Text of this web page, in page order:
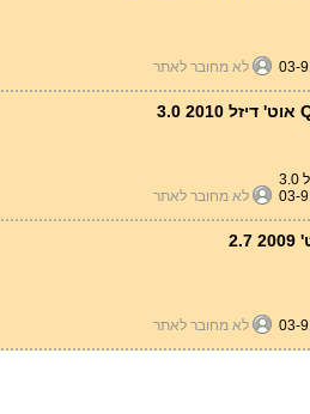
לא מחובר לאתר
לא מחובר לאתר
לא מחובר לאתר